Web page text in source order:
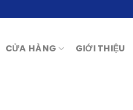
CỬA HÀNG GIỚI THIỆU